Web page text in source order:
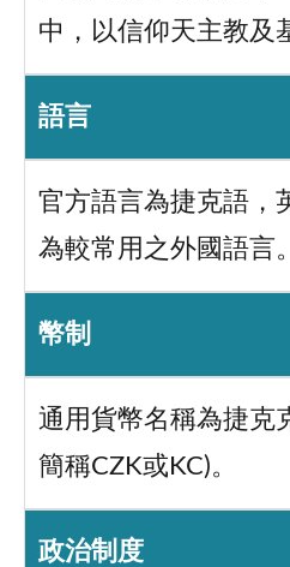
中，以信仰天主教及
語言
官方語言為捷克語，
為較常用之外國語言。
幣制
通用貨幣名稱為捷克
簡稱CZK或KC)。
政治制度